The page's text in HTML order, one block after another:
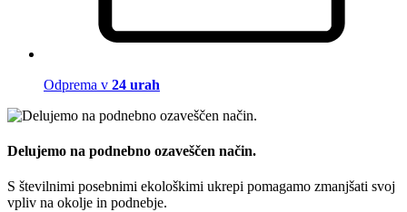
Odprema v 24 urah
Delujemo na podnebno ozaveščen način.
S številnimi posebnimi ekološkimi ukrepi pomagamo zmanjšati svoj
vpliv na okolje in podnebje.